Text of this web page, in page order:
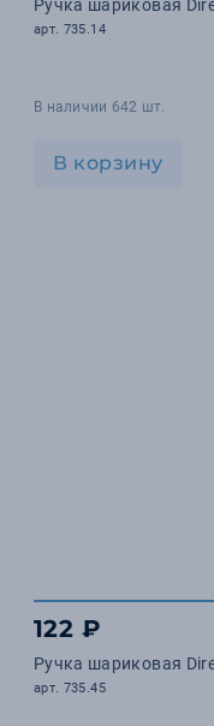
Ручка шариковая
арт. 735.14
В наличии 642 шт.
В корзину
122 ₽
Ручка шариковая
арт. 735.45